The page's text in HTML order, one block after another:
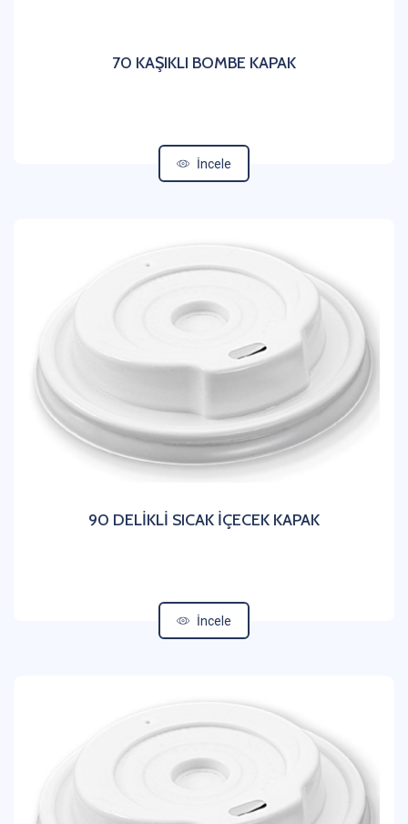
70 KAŞIKLI BOMBE KAPAK
İncele
90 DELİKLİ SICAK İÇECEK KAPAK
İncele